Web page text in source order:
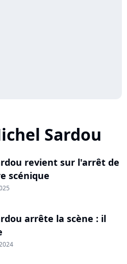
Sardou
revient sur l'arrêt de
scénique
arrête la scène : il